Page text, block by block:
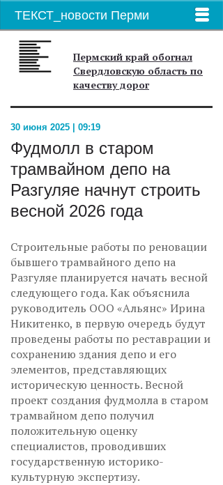
ТЕКСТ_новости Перми
Пермский край обогнал
Свердловскую область по
качеству дорог
30 июня 2025 | 09:19
Фудмолл в старом
трамвайном депо на
Разгуляе начнут строить
весной 2026 года
Строительные работы по реновации
бывшего трамвайного депо на
Разгуляе планируется начать весной
следующего года. Как объяснила
руководитель ООО «Альянс» Ирина
Никитенко, в первую очередь будут
проведены работы по реставрации и
сохранению здания депо и его
элементов, представляющих
историческую ценность. Весной
проект создания фудмолла в старом
трамвайном депо получил
положительную оценку
специалистов, проводивших
государственную историко-
культурную экспертизу.